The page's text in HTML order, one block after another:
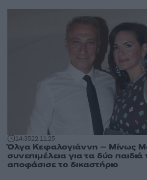
14:3522.11.25
Όλγα Κεφαλογιάννη – Μίνως
συνεπιμέλεια για τα δύο παιδιά
αποφάσισε το δικαστήριο